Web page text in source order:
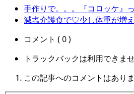
手作りで。。。『コロッケ』
減塩介護食で♡少し体重が増
コメント ( 0 )
トラックバックは利用できませ
この記事へのコメントはありま